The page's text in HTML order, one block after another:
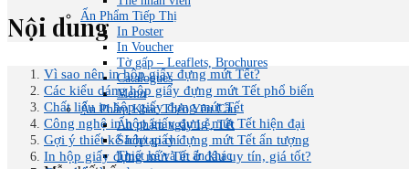
Ấn Phẩm Tiếp Thị
In Poster
In Voucher
Tờ gấp – Leaflets, Brochures
Catalogues
Menu
Ấn Phẩm Khác Theo Yêu Cầu
Ấn phẩm ngày Lễ, Tết
Sách/tạp chí
Thiết kế và in ấn khác
Nội dung
Vì sao nên in hộp giấy đựng mứt Tết?
Các kiểu dáng hộp giấy đựng mứt Tết phổ biến
Chất liệu in hộp giấy đựng mứt Tết
Công nghệ in hộp giấy đựng mứt Tết hiện đại
Gợi ý thiết kế hộp giấy đựng mứt Tết ấn tượng
In hộp giấy đựng mứt Tết ở đâu uy tín, giá tốt?